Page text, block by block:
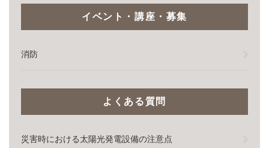
イベント・講座・募集
消防
よくある質問
災害時における太陽光発電設備の注意点